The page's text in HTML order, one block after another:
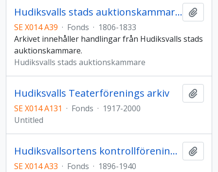
Hudiksvalls stads auktionskammares arkiv
SE X014 A39 · Fonds · 1806-1833
Arkivet innehåller handlingar från Hudiksvalls stads
auktionskammare.
Hudiksvalls stads auktionskammare
Hudiksvalls Teaterförenings arkiv
SE X014 A131 · Fonds · 1917-2000
Untitled
Hudiksvallsortens kontrollförenings arkiv
SE X014 A33 · Fonds · 1896-1940